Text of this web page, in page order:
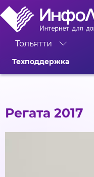
Тольятти
Техподдержка
Регата 2017